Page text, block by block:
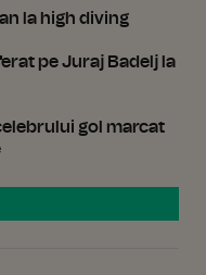
la high diving
pe Juraj Badelj la
gol marcat